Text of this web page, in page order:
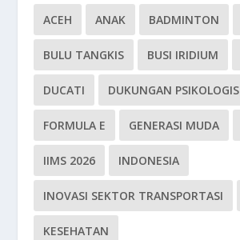
ACEH ANAK BADMINTON
BULU TANGKIS BUSI IRIDIUM
DUCATI DUKUNGAN PSIKOLOGIS
FORMULA E GENERASI MUDA
IIMS 2026 INDONESIA
INOVASI SEKTOR TRANSPORTASI
KESEHATAN